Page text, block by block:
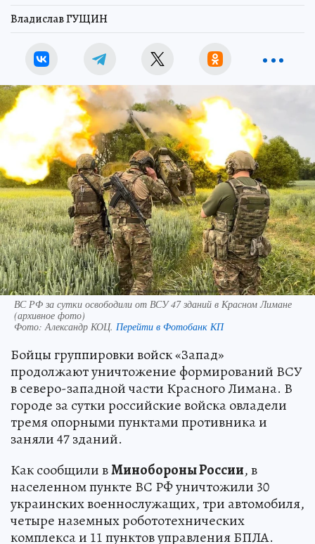
Владислав ГУЩИН
ВС РФ за сутки освободили от ВСУ 47 зданий в Красном Лимане
(архивное фото)
Фото:Александр КОЦ. Перейти в Фотобанк КП
Бойцы группировки войск «Запад»
продолжают уничтожение формирований ВСУ
в северо-западной части Красного Лимана. В
городе за сутки российские войска овладели
тремя опорными пунктами противника и
заняли 47 зданий.
Как сообщили вМинобороны России, в
населенном пункте ВС РФ уничтожили 30
украинских военнослужащих, три автомобиля,
четыре наземных робототехнических
комплекса и 11 пунктов управления БПЛА.